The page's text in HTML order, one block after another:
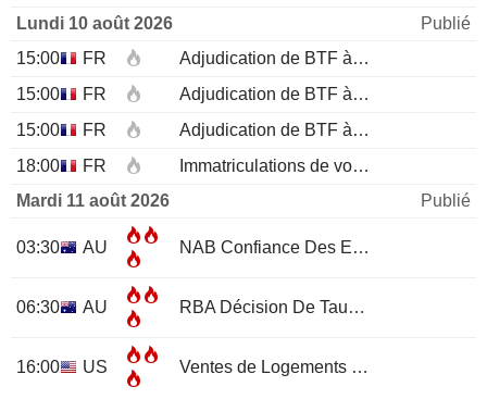
Lundi 10 août 2026
Publié
15:00
FR
Adjudication de BTF à 12 mois
15:00
FR
Adjudication de BTF à 6 mois
15:00
FR
Adjudication de BTF à 3 mois
18:00
FR
Immatriculations de voitures neuves (annuelles)
Mardi 11 août 2026
Publié
03:30 AU NAB Confiance Des Entreprises
06:30 AU RBA Décision De Taux D'Intérêt
16:00 US Ventes de Logements Existants